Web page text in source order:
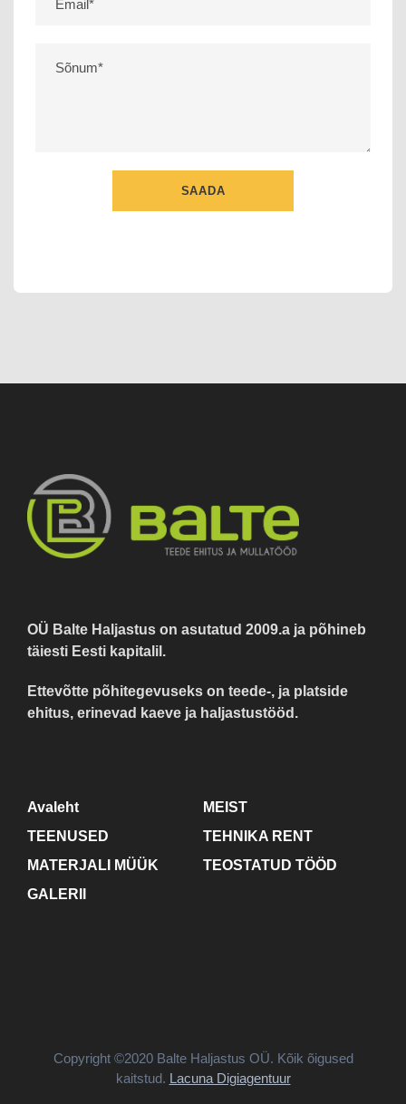
OÜ Balte Haljastus on asutatud 2009.a ja põhineb
täiesti Eesti kapitalil.
Ettevõtte põhitegevuseks on teede-, ja platside
ehitus, erinevad kaeve ja haljastustööd.
Avaleht
MEIST
TEENUSED
TEHNIKA RENT
MATERJALI MÜÜK
TEOSTATUD TÖÖD
GALERII
Copyright ©2020 Balte Haljastus OÜ. Kõik õigused
kaitstud. Lacuna Digiagentuur